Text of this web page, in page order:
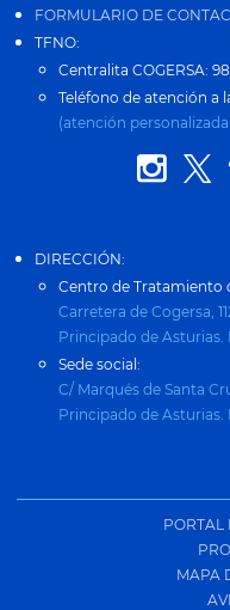
FORMULARIO DE
TFNO:
Centralita COGERSA:
Teléfono de atención a
(atención personalizada
DIRECCIÓN:
Centro de Tratamiento
Carretera de Cogersa,
Principado de Asturias.
Sede social:
C/ Marqués de Santa
Principado de Asturias.
PORTAL
MAPA